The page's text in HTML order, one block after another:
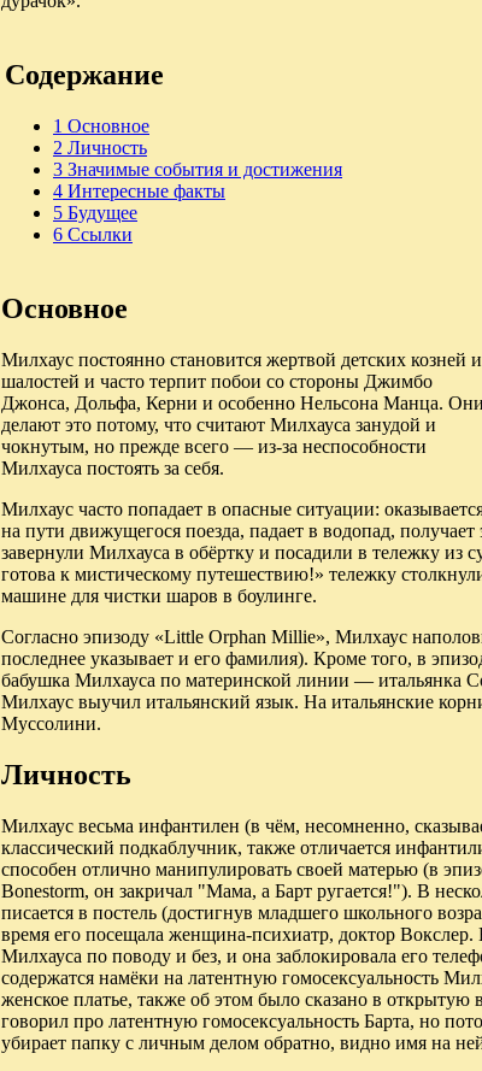
Содержание
1 Основное
2 Личность
3 Значимые события и достижения
4 Интересные факты
5 Будущее
6 Ссылки
Основное
Милхаус постоянно становится жертвой детских козней и
шалостей и часто терпит побои со стороны Джимбо
Джонса, Дольфа, Керни и особенно Нельсона Манца. Они
делают это потому, что считают Милхауса занудой и
чокнутым, но прежде всего — из-за неспособности
Милхауса постоять за себя.
Милхаус часто попадает в опасные ситуации:
на пути движущегося поезда, падает в водопад,
завернули Милхауса в обёртку и посадили в тележку
готова к мистическому путешествию!» тележку
машине для чистки шаров в боулинге.
Согласно эпизоду «Little Orphan Millie», Милхаус
последнее указывает и его фамилия). Кроме того, в
бабушка Милхауса по материнской линии — итальянка
Милхаус выучил итальянский язык. На итальянские
Муссолини.
Личность
Милхаус весьма инфантилен (в чём, несомненно,
классический подкаблучник, также отличается
способен отлично манипулировать своей матерью (в
Bonestorm, он закричал "Мама, а Барт ругается!"). В
писается в постель (достигнув младшего школьного
время его посещала женщина-психиатр, доктор
Милхауса по поводу и без, и она заблокировала его
содержатся намёки на латентную гомосексуальность
женское платье, также об этом было сказано в
говорил про латентную гомосексуальность Барта, но
убирает папку с личным делом обратно, видно имя на